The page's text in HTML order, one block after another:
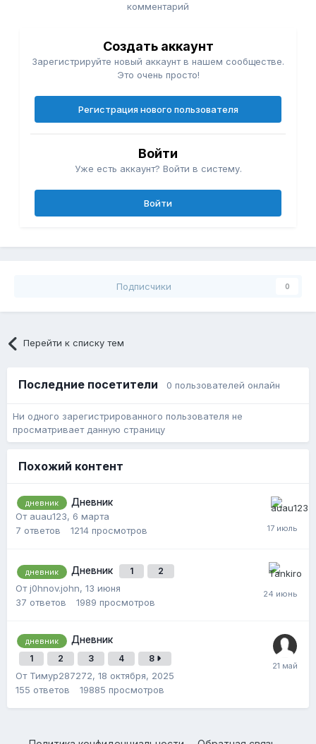
комментарий
Создать аккаунт
Зарегистрируйте новый аккаунт в нашем сообществе.
Это очень просто!
Регистрация нового пользователя
Войти
Уже есть аккаунт? Войти в систему.
Войти
Подписчики 0
Перейти к списку тем
Последние посетители 0 пользователей онлайн
Ни одного зарегистрированного пользователя не
просматривает данную страницу
Похожий контент
дневник
Дневник
От auau123, 6 марта
7 ответов 1214 просмотров
дневник Дневник 1 2
От j0hnov.john, 13 июня
37 ответов 1989 просмотров
дневник Дневник
1 2 3 4 8
От Тимур287272, 18 октября, 2025
155 ответов 19885 просмотров